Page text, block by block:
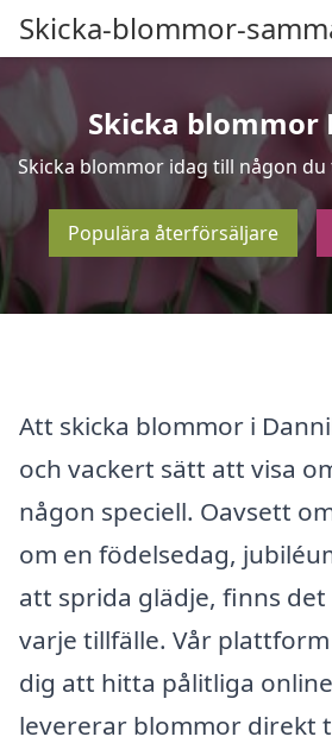
Skicka-blommor-
Skicka blommor
Skicka blommor idag till någon
Populära återförsäljare
Att skicka blommor i
och vackert sätt att visa
någon speciell. Oavsett
om en födelsedag,
att sprida glädje, finns
varje tillfälle. Vår
dig att hitta pålitliga
levererar blommor direkt